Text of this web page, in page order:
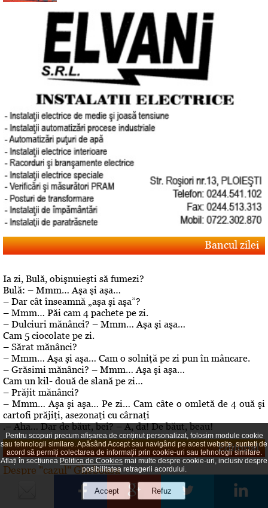
Bancul zilei
Ia zi, Bulă, obişnuieşti să fumezi?
Bulă: – Mmm… Aşa şi aşa…
– Dar cât înseamnă „aşa şi aşa”?
– Mmm… Păi cam 4 pachete pe zi.
– Dulciuri mănânci? – Mmm… Aşa şi aşa…
Cam 5 ciocolate pe zi.
– Sărat mănânci?
– Mmm… Aşa şi aşa… Cam o solniţă pe zi pun în mâncare.
– Grăsimi mănânci? – Mmm… Aşa şi aşa…
Cam un kil- două de slană pe zi…
– Prăjit mănânci?
– Mmm… Aşa şi aşa… Pe zi… Cam câte o omletă de 4 ouă şi
cartofi prăjiţi, asezonaţi cu cârnaţi
.– Aha… Dar de băut, bei? – A, da! De băut, beau!
Editorial
Despre "cazul" Gheboasa
A luat foc internetul, au navalit deontologii, au explodat
opiniile. Cazul Gheboasa, la mare concurenta cu fata ucisa
Pentru scopuri precum afișarea de conținut personalizat, folosim module cookie
sau tehnologii similare. Apăsând Accept sau navigând pe acest website, sunteți de
acord să permiți colectarea de informații prin cookie-uri sau tehnologii similare.
Aflați în secțiunea Politica de Cookies mai multe despre cookie-uri, inclusiv despre
posibilitatea retragerii acordului.